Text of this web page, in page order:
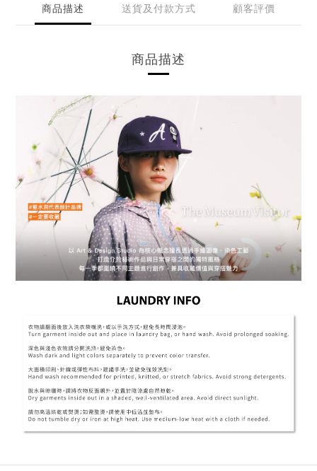
商品描述 送貨及付款方式 顧客評價
商品描述